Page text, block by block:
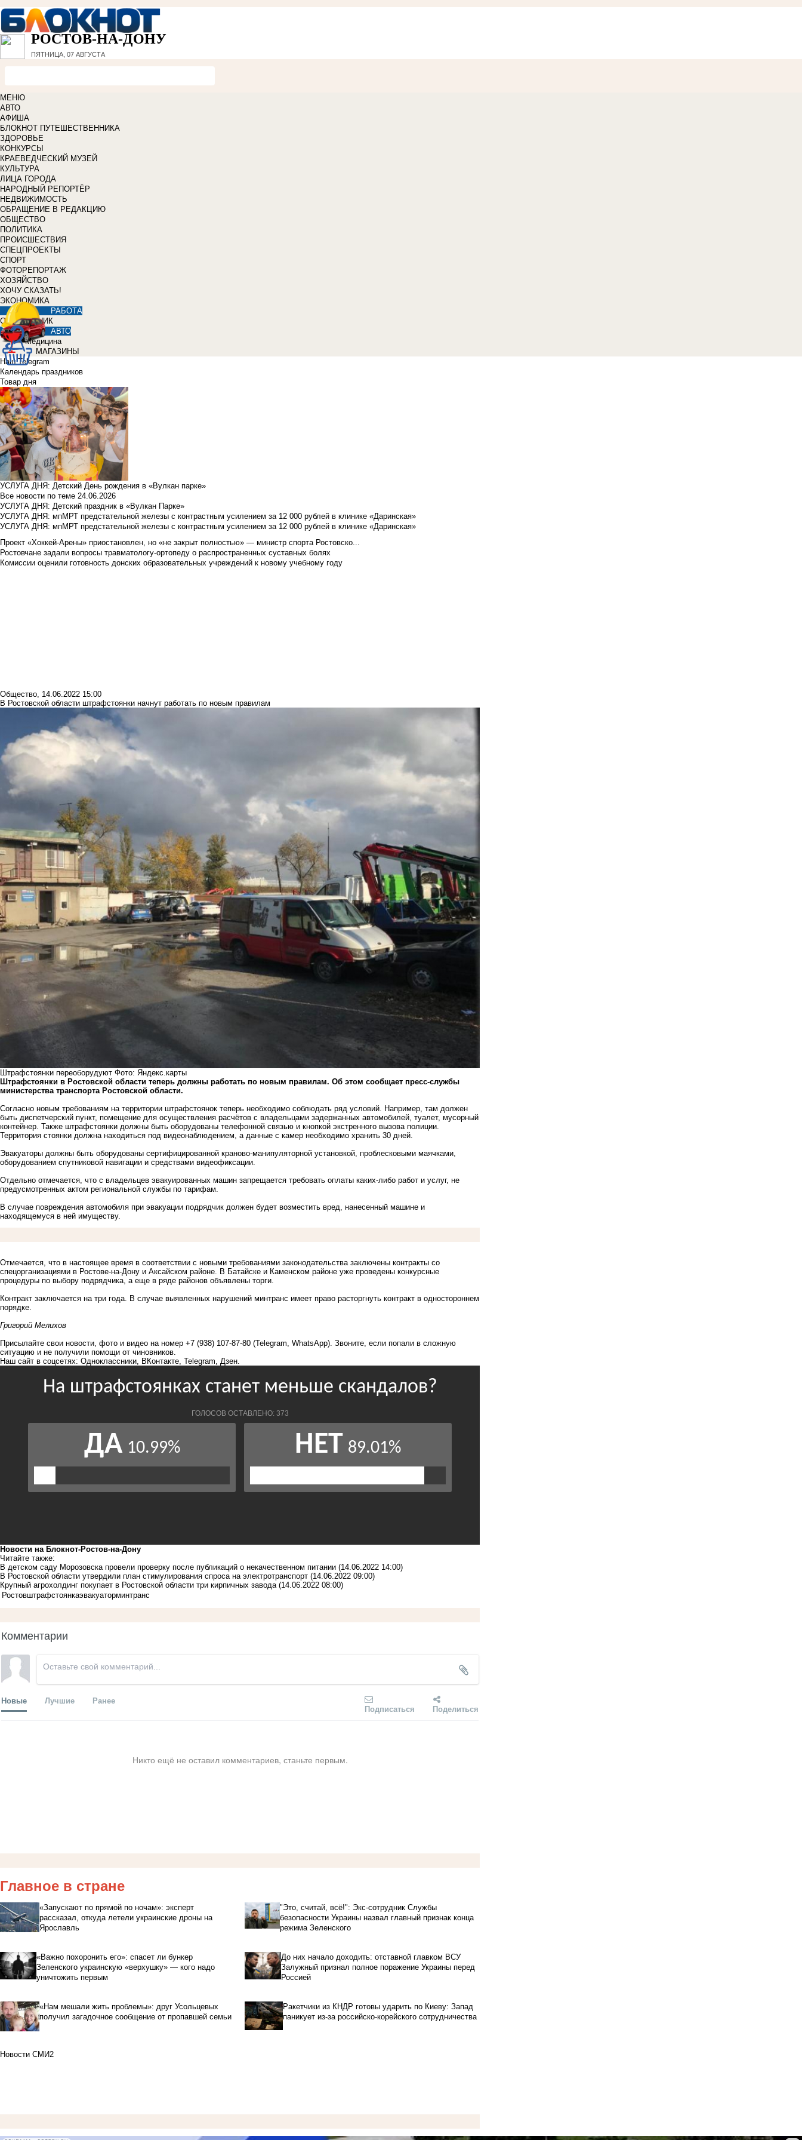
РОСТОВ-НА-ДОНУ
ПЯТНИЦА, 07 АВГУСТА
МЕНЮ
АВТО
АФИША
БЛОКНОТ ПУТЕШЕСТВЕННИКА
ЗДОРОВЬЕ
КОНКУРСЫ
КРАЕВЕДЧЕСКИЙ МУЗЕЙ
КУЛЬТУРА
ЛИЦА ГОРОДА
НАРОДНЫЙ РЕПОРТЁР
НЕДВИЖИМОСТЬ
ОБРАЩЕНИЕ В РЕДАКЦИЮ
ОБЩЕСТВО
ПОЛИТИКА
ПРОИСШЕСТВИЯ
СПЕЦПРОЕКТЫ
СПОРТ
ФОТОРЕПОРТАЖ
ХОЗЯЙСТВО
ХОЧУ СКАЗАТЬ!
ЭКОНОМИКА
РАБОТА
СПРАВОЧНИК
АВТО
Медицина
МАГАЗИНЫ
Наш Telegram
Календарь праздников
Товар дня
УСЛУГА ДНЯ: Детский День рождения в «Вулкан парке»
Все новости по теме 24.06.2026
УСЛУГА ДНЯ: Детский праздник в «Вулкан Парке»
УСЛУГА ДНЯ: мпМРТ предстательной железы с контрастным усилением за 12 000 рублей в клинике «Даринская»
УСЛУГА ДНЯ: мпМРТ предстательной железы с контрастным усилением за 12 000 рублей в клинике «Даринская»
Проект «Хоккей-Арены» приостановлен, но «не закрыт полностью» — министр спорта Ростовско...
Ростовчане задали вопросы травматологу-ортопеду о распространенных суставных болях
Комиссии оценили готовность донских образовательных учреждений к новому учебному году
Общество, 14.06.2022 15:00
В Ростовской области штрафстоянки начнут работать по новым правилам
Штрафстоянки переоборудуют Фото: Яндекс.карты
Штрафстоянки в Ростовской области теперь должны работать по новым правилам. Об этом сообщает пресс-службы
министерства транспорта Ростовской области.
Согласно новым требованиям на территории штрафстоянок теперь необходимо соблюдать ряд условий. Например, там должен
быть диспетчерский пункт, помещение для осуществления расчётов с владельцами задержанных автомобилей, туалет, мусорный
контейнер. Также штрафстоянки должны быть оборудованы телефонной связью и кнопкой экстренного вызова полиции.
Территория стоянки должна находиться под видеонаблюдением, а данные с камер необходимо хранить 30 дней.
Эвакуаторы должны быть оборудованы сертифицированной краново-манипуляторной установкой, проблесковыми маячками,
оборудованием спутниковой навигации и средствами видеофиксации.
Отдельно отмечается, что с владельцев эвакуированных машин запрещается требовать оплаты каких-либо работ и услуг, не
предусмотренных актом региональной службы по тарифам.
В случае повреждения автомобиля при эвакуации подрядчик должен будет возместить вред, нанесенный машине и
находящемуся в ней имуществу.
Отмечается, что в настоящее время в соответствии с новыми требованиями законодательства заключены контракты со
спецорганизациями в Ростове-на-Дону и Аксайском районе. В Батайске и Каменском районе уже проведены конкурсные
процедуры по выбору подрядчика, а еще в ряде районов объявлены торги.
Контракт заключается на три года. В случае выявленных нарушений минтранс имеет право расторгнуть контракт в одностороннем
порядке.
Григорий Мелихов
Присылайте свои новости, фото и видео на номер +7 (938) 107-87-80 (Telegram, WhatsApp). Звоните, если попали в сложную
ситуацию и не получили помощи от чиновников.
Наш сайт в соцсетях: Одноклассники ВКонтакте Telegram Дзен
Новости на Блoкнoт-Ростов-на-Дону
Читайте также:
В детском саду Морозовска провели проверку после публикаций о некачественном питании (14.06.2022 14:00)
В Ростовской области утвердили план стимулирования спроса на электротранспорт (14.06.2022 09:00)
Крупный агрохолдинг покупает в Ростовской области три кирпичных завода (14.06.2022 08:00)
Ростовштрафстоянкаэвакуаторминтранс
Комментарии
Новые Лучшие Ранее
Подписаться Поделиться
Никто ещё не оставил комментариев, станьте первым.
Главное в стране
«Запускают по прямой по ночам»: эксперт
рассказал, откуда летели украинские дроны на
Ярославль
"Это, считай, всё!": Экс-сотрудник Службы
безопасности Украины назвал главный признак конца
режима Зеленского
«Важно похоронить его»: спасет ли бункер
Зеленского украинскую «верхушку» — кого надо
уничтожить первым
До них начало доходить: отставной главком ВСУ
Залужный признал полное поражение Украины перед
Россией
«Нам мешали жить проблемы»: друг Усольцевых
получил загадочное сообщение от пропавшей семьи
Ракетчики из КНДР готовы ударить по Киеву: Запад
паникует из-за российско-корейского сотрудничества
Новости СМИ2